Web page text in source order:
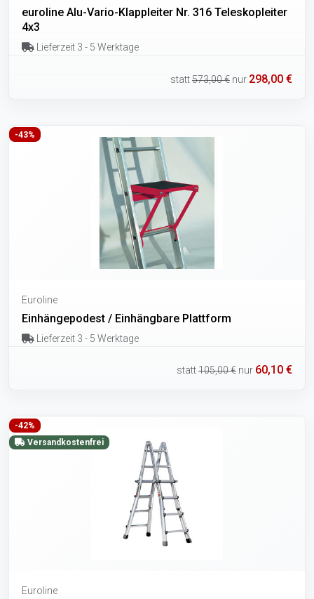
euroline Alu-Vario-Klappleiter Nr. 316 Teleskopleiter
4x3
Lieferzeit 3 - 5 Werktage
statt573,00 € nur 298,00 €
-43%
Euroline
Einhängepodest / Einhängbare Plattform
Lieferzeit 3 - 5 Werktage
statt105,00 € nur 60,10 €
-42%
Versandkostenfrei
Euroline